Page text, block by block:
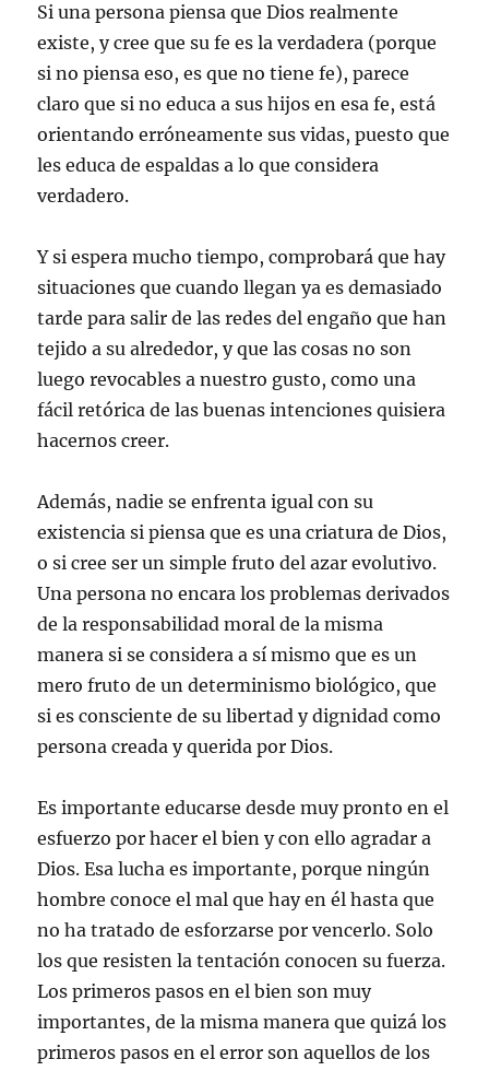
Si una persona piensa que Dios realmente
existe, y cree que su fe es la verdadera (porque
si no piensa eso, es que no tiene fe), parece
claro que si no educa a sus hijos en esa fe, está
orientando erróneamente sus vidas, puesto que
les educa de espaldas a lo que considera
verdadero.
Y si espera mucho tiempo, comprobará que hay
situaciones que cuando llegan ya es demasiado
tarde para salir de las redes del engaño que han
tejido a su alrededor, y que las cosas no son
luego revocables a nuestro gusto, como una
fácil retórica de las buenas intenciones quisiera
hacernos creer.
Además, nadie se enfrenta igual con su
existencia si piensa que es una criatura de Dios,
o si cree ser un simple fruto del azar evolutivo.
Una persona no encara los problemas derivados
de la responsabilidad moral de la misma
manera si se considera a sí mismo que es un
mero fruto de un determinismo biológico, que
si es consciente de su libertad y dignidad como
persona creada y querida por Dios.
Es importante educarse desde muy pronto en el
esfuerzo por hacer el bien y con ello agradar a
Dios. Esa lucha es importante, porque ningún
hombre conoce el mal que hay en él hasta que
no ha tratado de esforzarse por vencerlo. Solo
los que resisten la tentación conocen su fuerza.
Los primeros pasos en el bien son muy
importantes, de la misma manera que quizá los
primeros pasos en el error son aquellos de los